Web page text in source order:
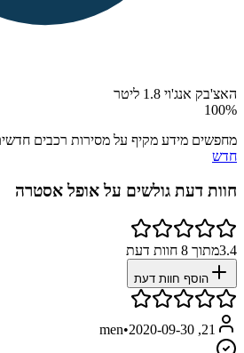
האצ'בק אנג'וי 1.8 ליטר
100%
מחפשים מידע מקיף על מסירות רכבים
חדש
חוות דעת גולשים על אופל אסטרה
3.4מתוך 8 חוות דעת
הוסף חוות דעת
21, men
•2020-09-30